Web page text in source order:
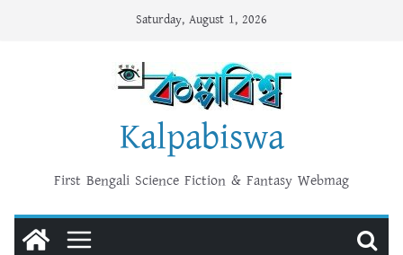
Saturday, August 1, 2026
Kalpabiswa
First Bengali Science Fiction & Fantasy Webmag